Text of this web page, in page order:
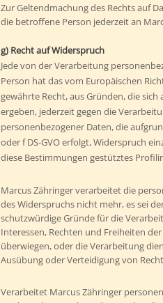
Zur Geltendmachung des Rechts auf
die betroffene Person jederzeit an
g) Recht auf Widerspruch
Jede von der Verarbeitung
Person hat das vom Europäischen
gewährte Recht, aus Gründen, die
ergeben, jederzeit gegen die
personenbezogener Daten, die
oder f DS-GVO erfolgt, Widerspruch
diese Bestimmungen gestütztes
Marcus Zähringer verarbeitet die
des Widerspruchs nicht mehr, es sei
schutzwürdige Gründe für die
Interessen, Rechten und Freiheiten
überwiegen, oder die Verarbeitung
Ausübung oder Verteidigung von
Verarbeitet Marcus Zähringer